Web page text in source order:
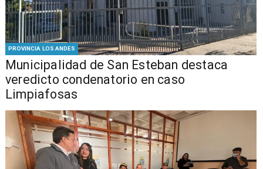
PROVINCIA LOS ANDES
Municipalidad de San Esteban destaca
veredicto condenatorio en caso
Limpiafosas